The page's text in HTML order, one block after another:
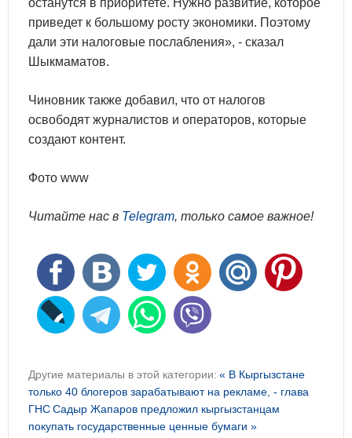
останутся в приоритете. Нужно развитие, которое
приведет к большому росту экономики. Поэтому
дали эти налоговые послабления», - сказал
Шыкмаматов.
Чиновник также добавил, что от налогов
освободят журналистов и операторов, которые
создают контент.
Фото www
Читайте нас в Telegram, только самое важное!
Другие материалы в этой категории: « В Кыргызстане
только 40 блогеров зарабатывают на рекламе, - глава
ГНССадыр Жапаров предложил кыргызстанцам
покупать государственные ценные бумаги »